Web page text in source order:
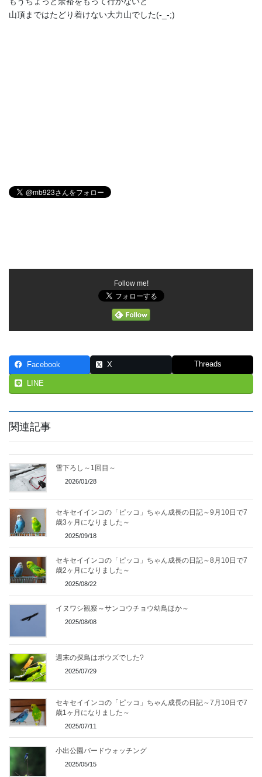
山頂まではたどり着けない大力山でした(-_-;)
Follow me!
Facebook X Threads
LINE
関連記事
雪下ろし～1回目～
2026/01/28
セキセイインコの「ピッコ」ちゃん成長の日記～9月10日で7
歳3ヶ月になりました～
2025/09/18
セキセイインコの「ピッコ」ちゃん成長の日記～8月10日で7
歳2ヶ月になりました～
2025/08/22
イヌワシ観察～サンコウチョウ幼鳥ほか～
2025/08/08
週末の探鳥はボウズでした?
2025/07/29
セキセイインコの「ピッコ」ちゃん成長の日記～7月10日で7
歳1ヶ月になりました～
2025/07/11
小出公園バードウォッチング
2025/05/15